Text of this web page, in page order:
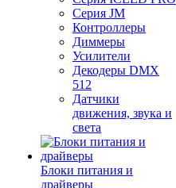
Серия JM
Контроллеры
Диммеры
Усилители
Декодеры DMX
512
Датчики
движения, звука и
света
Блоки питания и
драйверы